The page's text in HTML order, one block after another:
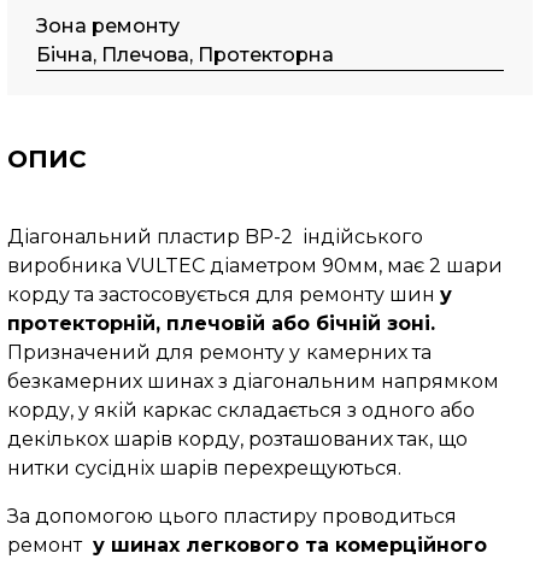
Зона ремонту
Бічна, Плечова, Протекторна
ОПИС
Діагональний пластир BP-2 індійського
виробника VULTEC діаметром 90мм, має 2 шари
корду та застосовується для ремонту шин у
протекторній, плечовій або бічній зоні.
Призначений для ремонту у камерних та
безкамерних шинах з діагональним напрямком
корду, у якій каркас складається з одного або
декількох шарів корду, розташованих так, що
нитки сусідніх шарів перехрещуються.
За допомогою цього пластиру проводиться
ремонт у шинах легкового та комерційного